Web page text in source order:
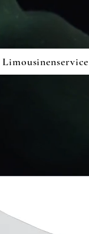
Limousinenservice